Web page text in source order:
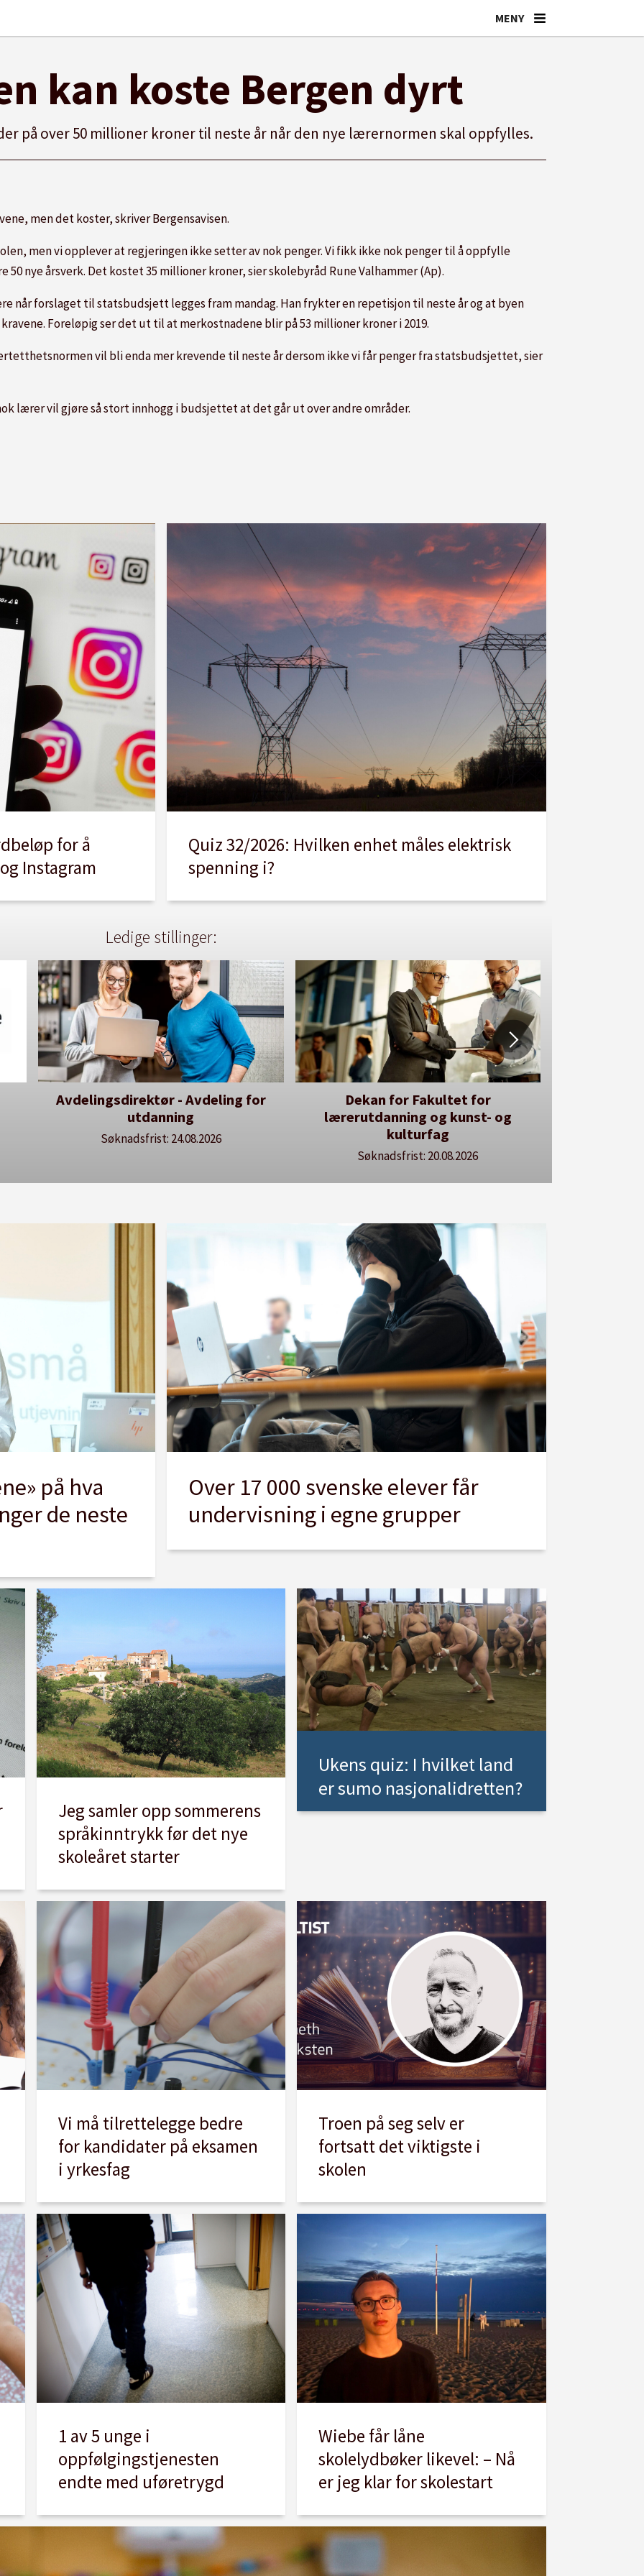
kan koste Bergen dyrt
på over 50 millioner kroner til neste år når den nye lærernormen skal oppfylles.
men det koster, skriver Bergensavisen.
men vi opplever at regjeringen ikke setter av nok penger. Vi fikk ikke nok penger til å oppfylle
nye årsverk. Det kostet 35 millioner kroner, sier skolebyråd Rune Valhammer (Ap).
når forslaget til statsbudsjett legges fram mandag. Han frykter en repetisjon til neste år og at byen
Foreløpig ser det ut til at merkostnadene blir på 53 millioner kroner i 2019.
vil bli enda mer krevende til neste år dersom ikke vi får penger fra statsbudsjettet, sier
lærer vil gjøre så stort innhogg i budsjettet at det går ut over andre områder.
for å
Instagram
Quiz 32/2026: Hvilken enhet måles elektrisk
spenning i?
Ledige stillinger:
Dekan for Fakultet for
lærerutdanning og kunst- og
kulturfag
Her kan du utlyse en ledig stilling
Se våre stillingspakker
på hva
de neste
Over 17 000 svenske elever får
undervisning i egne grupper
Jeg samler opp sommerens
språkinntrykk før det nye
skoleåret starter
Ukens quiz: I hvilket land
er sumo nasjonalidretten?
Vi må tilrettelegge bedre
for kandidater på eksamen
i yrkesfag
Troen på seg selv er
fortsatt det viktigste i
skolen
1 av 5 unge i
oppfølgingstjenesten
endte med uføretrygd
Wiebe får låne
skolelydbøker likevel: – Nå
er jeg klar for skolestart